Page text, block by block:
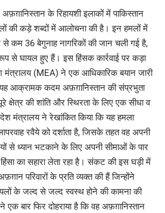
के रिहायशी इलाकों में पाकिस्तान
की कड़े शब्दों में आलोचना की है। इन हमलों में
कम 36 बेगुनाह नागरिकों की जान चली गई है,
से घायल हुए हैं। इस हिंसक कार्रवाई पर कड़ा
मंत्रालय (MEA) ने एक आधिकारिक बयान जारी
यह आक्रामक कदम अफ़ग़ानिस्तान की संप्रभुता
की शांति और स्थिरता के लिए एक सीधा व
मंत्रालय ने रेखांकित किया कि यह हमला
रवैये को दर्शाता है, जिसके तहत वह अपनी
से ध्यान भटकाने के लिए अपनी सीमाओं के पार
का सहारा लेता रहा है। संकट की इस घड़ी में
परिवारों के प्रति व्यक्त की हैं जिन्होंने
के जल्द से जल्द स्वस्थ होने की कामना की
बार फिर दोहराया है कि वह अफ़ग़ानिस्तान